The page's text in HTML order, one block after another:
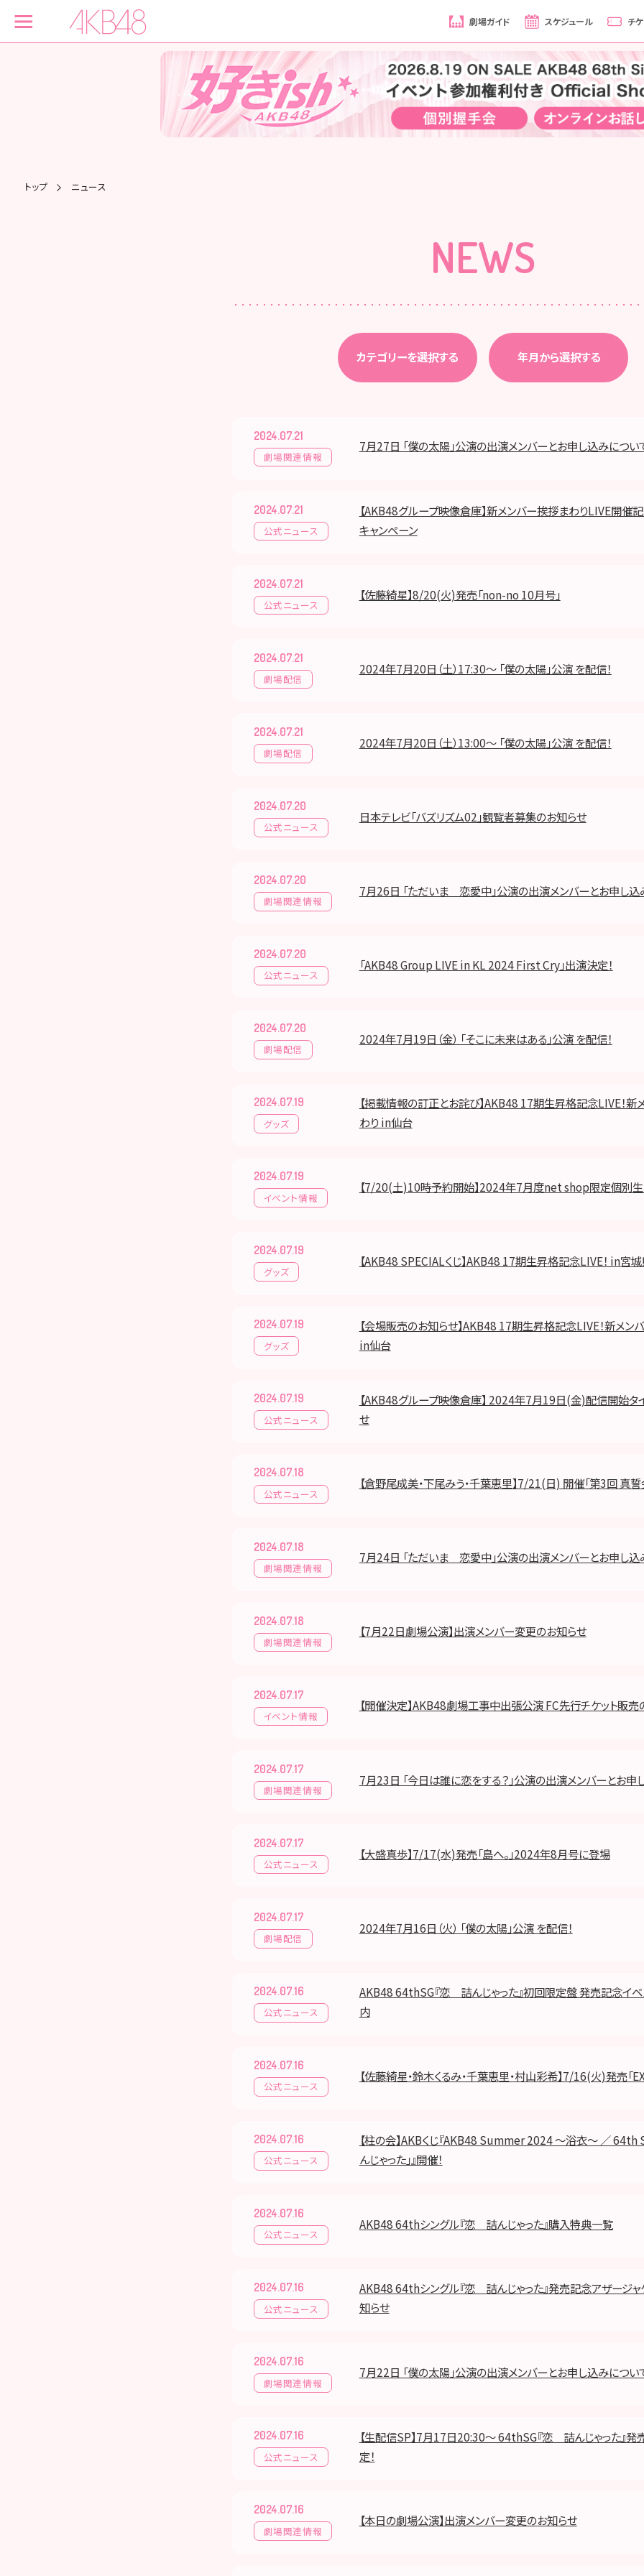
劇場ガイド スケジュール チ
トップ ニュース
NEWS
カテゴリーを選択する 年月から選択する
2024.07.21
劇場関連情報
7月27日 「僕の太陽」公演の出演メンバーとお申し込みについ
2024.07.21
公式ニュース
【AKB48グループ映像倉庫】新メンバー挨拶まわりLIVE開催記
キャンペーン
2024.07.21
公式ニュース
【佐藤綺星】8/20(火)発売「non-no 10月号」
2024.07.21
劇場配信
2024年7月20日（土）17:30～ 「僕の太陽」公演 を配信！
2024.07.21
劇場配信
2024年7月20日（土）13:00～ 「僕の太陽」公演 を配信！
2024.07.20
公式ニュース
日本テレビ「バズリズム02」観覧者募集のお知らせ
2024.07.20
劇場関連情報
7月26日 「ただいま 恋愛中」公演の出演メンバーとお申し込
2024.07.20
公式ニュース
「AKB48 Group LIVE in KL 2024 First Cry」出演決定！
2024.07.20
劇場配信
2024年7月19日（金） 「そこに未来はある」公演 を配信！
2024.07.19
グッズ
【掲載情報の訂正とお詫び】AKB48 17期生昇格記念LIVE！新
わり in仙台
2024.07.19
イベント情報
【7/20(土)10時予約開始】2024年7月度net shop限定個別
2024.07.19
グッズ
【AKB48 SPECIALくじ】AKB48 17期生昇格記念LIVE！ in宮
2024.07.19
グッズ
【会場販売のお知らせ】AKB48 17期生昇格記念LIVE！新メン
in仙台
2024.07.19
公式ニュース
【AKB48グループ映像倉庫】 2024年7月19日(金)配信開始タ
せ
2024.07.18
公式ニュース
【倉野尾成美・下尾みう・千葉恵里】7/21(日) 開催「第3回 真誓
2024.07.18
劇場関連情報
7月24日 「ただいま 恋愛中」公演の出演メンバーとお申し込
2024.07.18
劇場関連情報
【7月22日劇場公演】出演メンバー変更のお知らせ
2024.07.17
イベント情報
【開催決定】AKB48劇場工事中出張公演 FC先行チケット販売
2024.07.17
劇場関連情報
7月23日 「今日は誰に恋をする？」公演の出演メンバーとお申
2024.07.17
公式ニュース
【大盛真歩】7/17(水)発売「島へ。」2024年8月号に登場
2024.07.17
劇場配信
2024年7月16日（火） 「僕の太陽」公演 を配信！
2024.07.16
公式ニュース
AKB48 64thSG『恋 詰んじゃった』初回限定盤 発売記念イベ
内
2024.07.16
公式ニュース
【佐藤綺星・鈴木くるみ・千葉恵里・村山彩希】7/16(火)発売「
2024.07.16
公式ニュース
【柱の会】AKBくじ『AKB48 Summer 2024 ～浴衣～ ／
んじゃった」』開催！
2024.07.16
公式ニュース
AKB48 64thシングル『恋 詰んじゃった』購入特典一覧
2024.07.16
公式ニュース
AKB48 64thシングル『恋 詰んじゃった』発売記念アザージャ
知らせ
2024.07.16
劇場関連情報
7月22日 「僕の太陽」公演の出演メンバーとお申し込みについ
2024.07.16
公式ニュース
【生配信SP】7月17日20:30〜 64thSG『恋 詰んじゃった』
定！
2024.07.16
劇場関連情報
【本日の劇場公演】出演メンバー変更のお知らせ